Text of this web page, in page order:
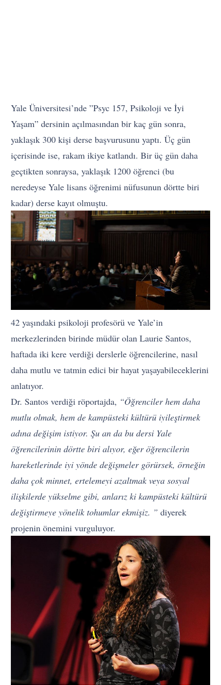
Yale Üniversitesi’nde ”Psyc 157, Psikoloji ve İyi
Yaşam” dersinin açılmasından bir kaç gün sonra,
yaklaşık 300 kişi derse başvurusunu yaptı. Üç gün
içerisinde ise, rakam ikiye katlandı. Bir üç gün daha
geçtikten sonraysa, yaklaşık 1200 öğrenci (bu
neredeyse Yale lisans öğrenimi nüfusunun dörtte biri
kadar) derse kayıt olmuştu.
42 yaşındaki psikoloji profesörü ve Yale’in
merkezlerinden birinde müdür olan Laurie Santos,
haftada iki kere verdiği derslerle öğrencilerine, nasıl
daha mutlu ve tatmin edici bir hayat yaşayabileceklerini
anlatıyor.
Dr. Santos verdiği röportajda, “Öğrenciler hem daha
mutlu olmak, hem de kampüsteki kültürü iyileştirmek
adına değişim istiyor. Şu an da bu dersi Yale
öğrencilerinin dörtte biri alıyor, eğer öğrencilerin
hareketlerinde iyi yönde değişmeler görürsek, örneğin
daha çok minnet, ertelemeyi azaltmak veya sosyal
ilişkilerde yükselme gibi, anlarız ki kampüsteki kültürü
değiştirmeye yönelik tohumlar ekmişiz. ” diyerek
projenin önemini vurguluyor.